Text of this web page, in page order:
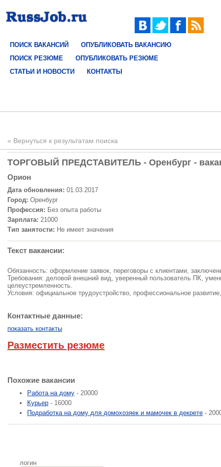
ПОИСК ВАКАНСИЙ
ОПУБЛИКОВАТЬ ВАКАНСИЮ
ПОИСК РЕЗЮМЕ
ОПУБЛИКОВАТЬ РЕЗЮМЕ
СТАТЬИ И НОВОСТИ
КОНТАКТЫ
« Вернуться к результатам поиска
ТОРГОВЫЙ ПРЕДСТАВИТЕЛЬ - Оренбург -
Орион
Дата обновления: 01.03.2017
Город: Оренбург
Профессия: Без опыта работы
Зарплата: 21000
Тип занятости: Не имеет значения
Текст вакансии:
Обязанность: оформление заявок, переговоры с клиентами,
Требования: деловой внешний вид, уверенный пользователь ПК,
целеустремленность.
Условия: официальное трудоустройство, профессиональное
Контактные данные:
показать контакты
Разместить резюме
Похожие вакансии
Работа на дому - 20000
Курьер - 16000
Подработка на дому для домохозяек и мамочек в декрете -
логин